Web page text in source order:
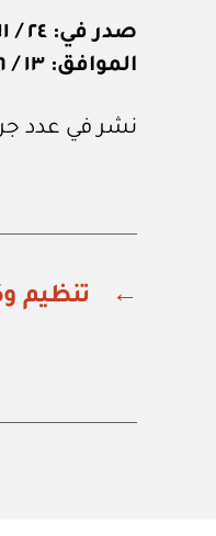
صدر في: ٢٤ / ١١ / ١٤٤٤هـ
الموافق: ١٣ / ٦ / ٢٠٢٣م
نشر في عدد جريدة أم القرى
← تنظيم